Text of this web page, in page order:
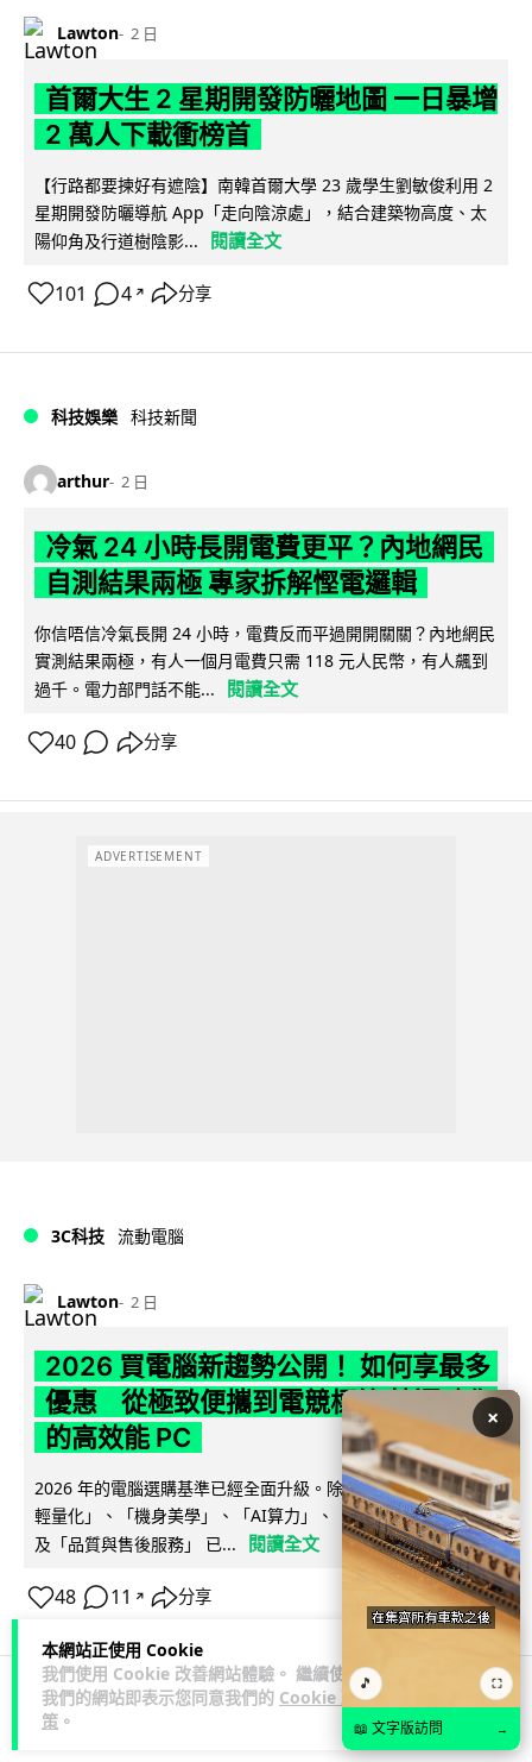
本網站正使用 Cookie
我們使用 Cookie 改善網站體驗。 繼續使用
我們的網站即表示您同意我們的 Cookie 政
策 。
Lawton 2 日
首爾大生 2 星期開發防曬地圖 一日暴增
2 萬人下載衝榜首
【行路都要揀好有遮陰】南韓首爾大學 23 歲學生劉敏俊利用 2
星期開發防曬導航 App「走向陰涼處」，結合建築物高度、太
陽仰角及行道樹陰影...
閱讀全文
101 4 ↗ 分享
科技娛樂 科技新聞
arthur 2 日
冷氣 24 小時長開電費更平？內地網民
自測結果兩極 專家拆解慳電邏輯
你信唔信冷氣長開 24 小時，電費反而平過開開關關？內地網民
實測結果兩極，有人一個月電費只需 118 元人民幣，有人飆到
過千。電力部門話不能...
閱讀全文
40 分享
ADVERTISEMENT
3C科技 流動電腦
Lawton 2 日
2026 買電腦新趨勢公開！ 如何享最多
優惠 從極致便攜到電競標竿 揀選啱你
的高效能 PC
2026 年的電腦選購基準已經全面升級。除了基本效能，「極致
輕量化」、「機身美學」、「AI算力」、「前瞻技術加持」以
及「品質與售後服務」 已...
閱讀全文
48 11 ↗ 分享
人工智能
×
🎵 ⛶
📖 文字版訪問 →